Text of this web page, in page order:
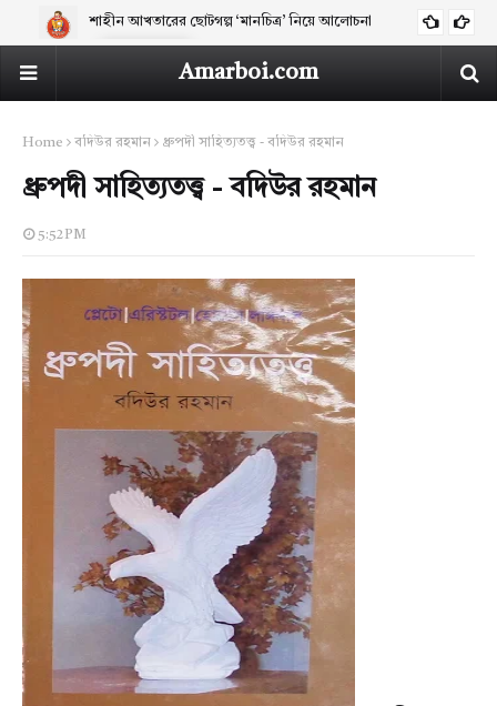
শাহীন আখতারের ছোটগল্প ‘মানচিত্র’ নিয়ে আলোচনা
Amarboi.com
Home বদিউর রহমান ধ্রুপদী সাহিত্যতত্ত্ব - বদিউর রহমান
ধ্রুপদী সাহিত্যতত্ত্ব - বদিউর রহমান
5:52 PM